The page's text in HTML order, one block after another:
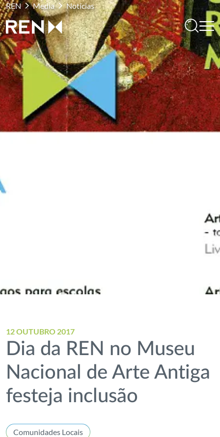
REN Media Notícias
12 OUTUBRO 2017
Dia da REN no Museu
Nacional de Arte Antiga
festeja inclusão
Comunidades Locais